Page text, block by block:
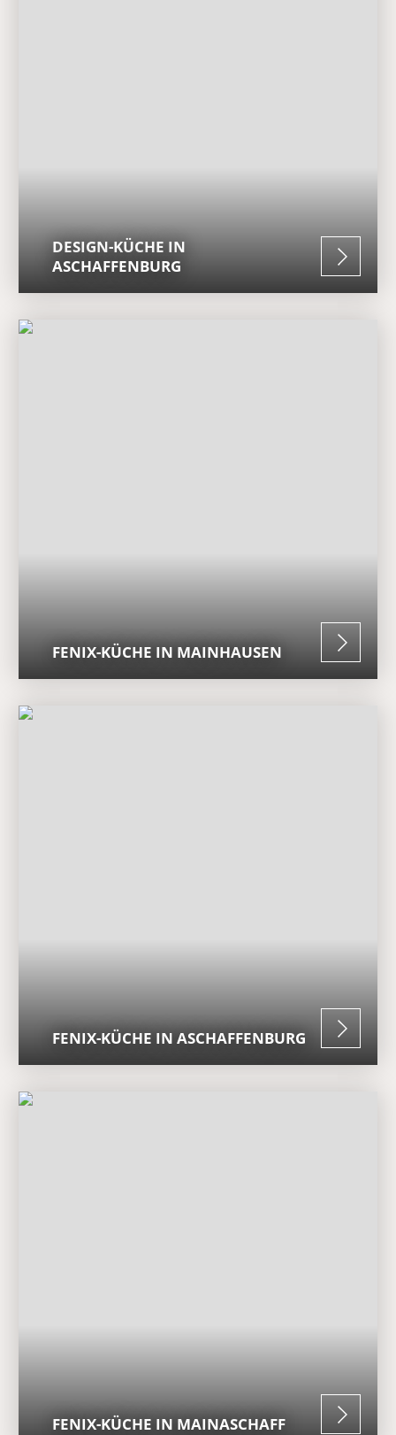
DESIGN-KÜCHE IN
ASCHAFFENBURG
FENIX-KÜCHE IN MAINHAUSEN
FENIX-KÜCHE IN ASCHAFFENBURG
FENIX-KÜCHE IN MAINASCHAFF